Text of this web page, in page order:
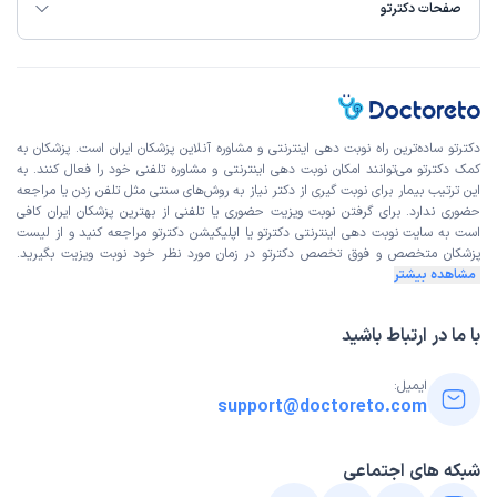
پسرم فک پایینش عقب بود ایشون با مهارت و انجام کار در
زمان درستی که پیشنهاد دادن کار رو انجام دادن و بعد از اون
اورتودنسی رو انجام دادن که خیلی خوب پیشرفت و الان کار به
مرحله اخر رسیده که دیگه تا ۱۹ سالگی پشت دندونش میمونه و
واقعا ما راضی هستیم
زمان انتظار:0-15 دقیقه
رفتم که با پیگیری های مجدانه دکتر دخترم فکش عالی و دندان
صفحات دکترتو
دکترتو ساده‌ترین راه نوبت‌ دهی اینترنتی و مشاوره آنلاین پزشکان ایران است. پزشکان به
کمک دکترتو می‌توانند امکان نوبت دهی اینترنتی و مشاوره تلفنی خود را فعال کنند. به
این ترتیب بیمار برای نوبت گیری از دکتر نیاز به روش‌های سنتی مثل تلفن زدن یا مراجعه
حضوری ندارد. برای گرفتن نوبت ویزیت حضوری یا تلفنی از بهترین پزشکان ایران کافی
است به سایت نوبت دهی اینترنتی دکترتو یا اپلیکیشن دکترتو مراجعه کنید و از لیست
پزشکان متخصص و فوق تخصص دکترتو در زمان مورد نظر خود نوبت ویزیت بگیرید.
مشاهده بیشتر
با ما در ارتباط باشید
ایمیل:
support@doctoreto.com
شبکه های اجتماعی